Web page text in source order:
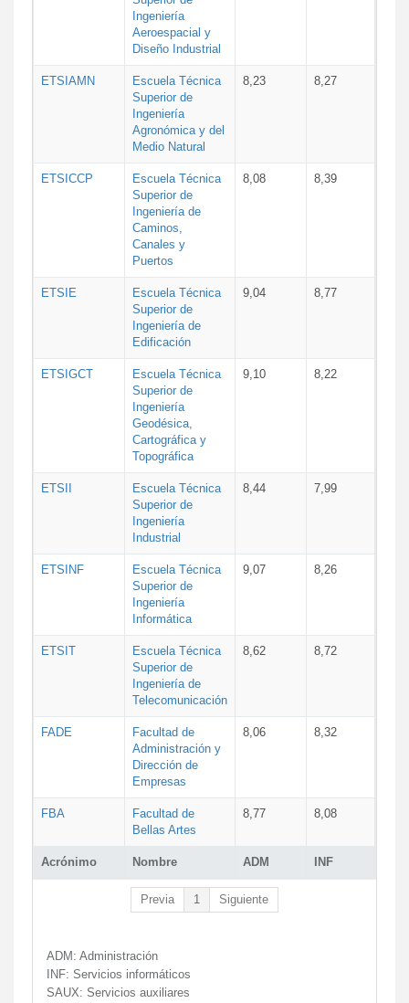
Acrónimo Nombre ADM INF
Ingeniería
Aeroespacial y
Diseño Industrial
ETSIAMN
Escuela Técnica
Superior de
Ingeniería
Agronómica y del
Medio Natural
8,23 8,27
ETSICCP
Escuela Técnica
Superior de
Ingeniería de
Caminos,
Canales y
Puertos
8,08 8,39
ETSIE
Escuela Técnica
Superior de
Ingeniería de
Edificación
9,04 8,77
ETSIGCT
Escuela Técnica
Superior de
Ingeniería
Geodésica,
Cartográfica y
Topográfica
9,10 8,22
ETSII
Escuela Técnica
Superior de
Ingeniería
Industrial
8,44 7,99
ETSINF
Escuela Técnica
Superior de
Ingeniería
Informática
9,07 8,26
ETSIT
Escuela Técnica
Superior de
Ingeniería de
Telecomunicación
8,62 8,72
FADE
Facultad de
Administración y
Dirección de
Empresas
8,06 8,32
FBA
Facultad de
Bellas Artes
8,77 8,08
Previa 1 Siguiente
ADM: Administración
INF: Servicios informáticos
SAUX: Servicios auxiliares